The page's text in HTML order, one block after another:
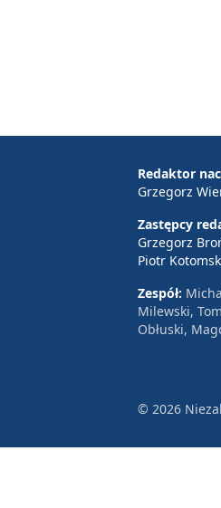
Redaktor
Grzegorz
Zastępcy
Grzegorz
Piotr
Zespół:
Milewski,
Obłuski,
© 2026